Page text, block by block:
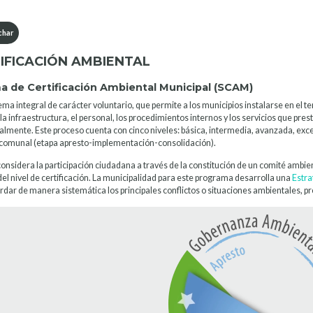
AMBIENTAL
de Certificación Ambiental Municipal (SCAM)
integral de carácter voluntario, que permite a los municipios instalarse en el
infraestructura, el personal, los procedimientos internos y los servicios que
Este proceso cuenta con cinco niveles: básica, intermedia, avanzada,
(etapa apresto-implementación-consolidación).
la participación ciudadana a través de la constitución de un comité
nivel de certificación. La municipalidad para este programa desarrolla una
de manera sistemática los principales conflictos o situaciones ambientales,